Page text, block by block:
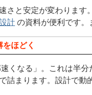
さと安定が変わりま
計 の資料が便利です。
ほどく
速くなる」。これは半
詰まります。設計で